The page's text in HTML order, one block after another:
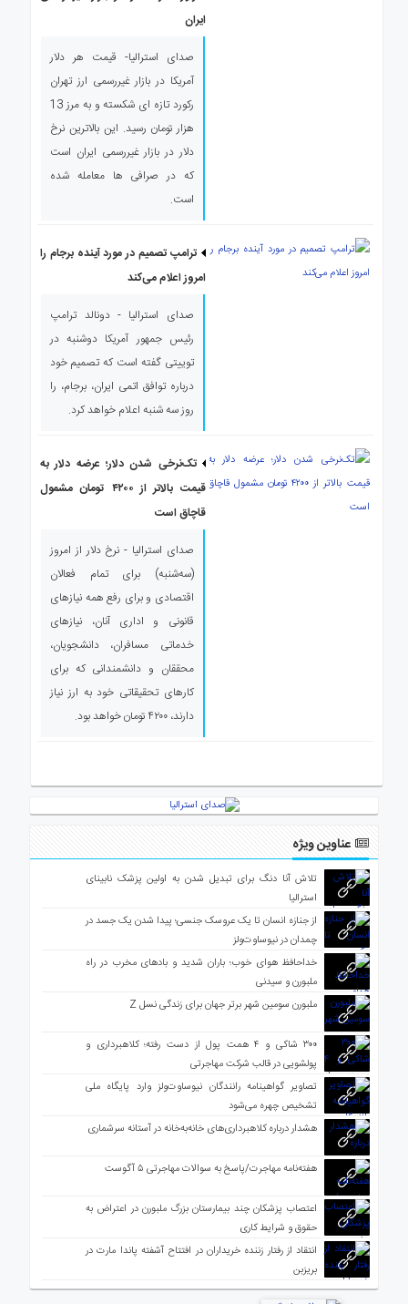
ایران
صدای استرالیا- قیمت هر دلار
آمریکا در بازار غیررسمی ارز تهران
رکورد تازه ای شکسته و به مرز 13
هزار تومان رسید. این بالاترین نرخ
دلار در بازار غیررسمی ایران است
که در صرافی ها معامله شده
است.
ترامپ تصمیم در مورد آینده برجام را
امروز اعلام می‌کند
صدای استرالیا - دونالد ترامپ
رئیس جمهور آمریکا دوشنبه در
توییتی گفته است که تصمیم خود
درباره توافق اتمی ایران، برجام، را
روز سه شنبه اعلام خواهد کرد.
تک‌نرخی شدن دلار؛ عرضه دلار به
قیمت بالاتر از ۴۲۰۰ تومان مشمول
قاچاق است
صدای استرالیا - نرخ دلار از امروز
(سه‌شنبه) برای تمام فعالان
اقتصادی و برای رفع همه نیازهای
قانونی و اداری آنان، نیازهای
خدماتی مسافران، دانشجویان،
محققان و دانشمندانی که برای
کارهای تحقیقاتی خود به ارز نیاز
دارند، ۴۲۰۰ تومان خواهد بود.
عناوین ویژه
تلاش آنا دنگ برای تبدیل شدن به اولین پزشک نابینای
استرالیا
از جنازه انسان تا یک عروسک جنسی؛ پیدا شدن یک جسد در
چمدان در نیوساوت‌ولز
خداحافظ هوای خوب؛ باران شدید و بادهای مخرب در راه
ملبورن و سیدنی
ملبورن سومین شهر برتر جهان برای زندگی نسل Z
۳۰۰ شاکی و ۴ همت پول از دست رفته؛ کلاهبرداری و
پولشویی در قالب شرکت مهاجرتی
تصاویر گواهینامه رانندگان نیوساوت‌ولز وارد پایگاه ملی
تشخیص چهره می‌شود
هشدار درباره کلاهبرداری‌های خانه‌به‌خانه در آستانه سرشماری
هفته‌نامه مهاجرت/پاسخ به سوالات مهاجرتی ۵ آگوست
اعتصاب پزشکان چند بیمارستان بزرگ ملبورن در اعتراض به
حقوق و شرایط کاری
انتقاد از رفتار زننده خریداران در افتتاح آشفته پاندا مارت در
بریزبن